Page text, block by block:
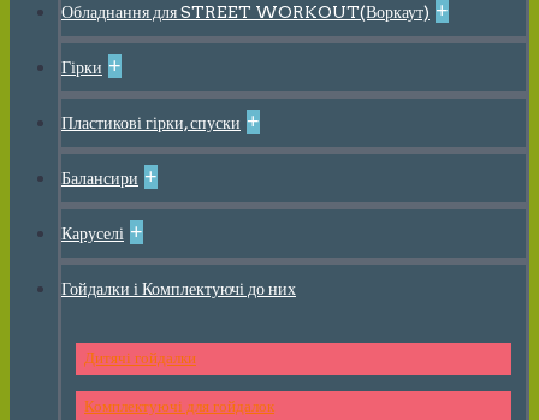
Обладнання для STREET WORKOUT(Воркаут) +
Гірки +
Пластикові гірки, спуски +
Балансири +
Каруселі +
Гойдалки і Комплектуючі до них
Дитячі гойдалки
Комплектуючі для гойдалок